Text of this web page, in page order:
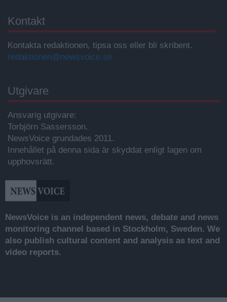
Kontakt
Kontakta redaktionen, tipsa oss eller bli skribent.
redaktionen@newsvoice.se
Utgivare
Ansvarig utgivare:
Torbjörn Sassersson.
NewsVoice grundades 2011.
Innehållet på denna sida är skyddat enligt lagen om
upphovsrätt.
NewsVoice is an independent news, debate and news
monitoring channel based in Stockholm, Sweden. We
also publish cultural content and analysis as text and
video reports.